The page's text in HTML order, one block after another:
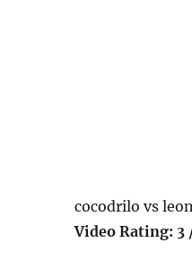
cocodrilo vs
Video Rating: 3